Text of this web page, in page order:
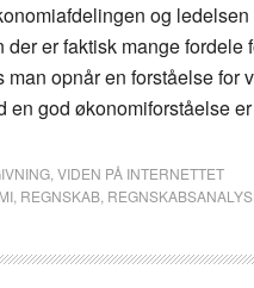
og
der er faktisk mange fordele
man opnår en forståelse for
en god økonomiforståelse
VIDEN PÅ INTERNETTET
REGNSKAB